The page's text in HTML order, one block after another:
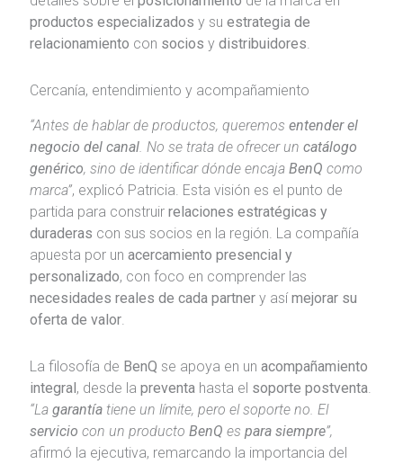
productos especializados y su estrategia de
relacionamiento con socios y distribuidores.
Cercanía, entendimiento y acompañamiento
“Antes de hablar de productos, queremos entender el
negocio del canal. No se trata de ofrecer un catálogo
genérico, sino de identificar dónde encaja BenQ como
marca”, explicó Patricia. Esta visión es el punto de
partida para construir relaciones estratégicas y
duraderas con sus socios en la región. La compañía
apuesta por un acercamiento presencial y
personalizado, con foco en comprender las
necesidades reales de cada partnery así mejorar su
oferta de valor.
La filosofía de BenQ se apoya en un acompañamiento
integral, desde la preventa hasta el soporte postventa
“La garantíatiene un límite, pero el soporte no. El
servicio con un producto BenQ es para siempre”,
afirmó la ejecutiva, remarcando la importancia del